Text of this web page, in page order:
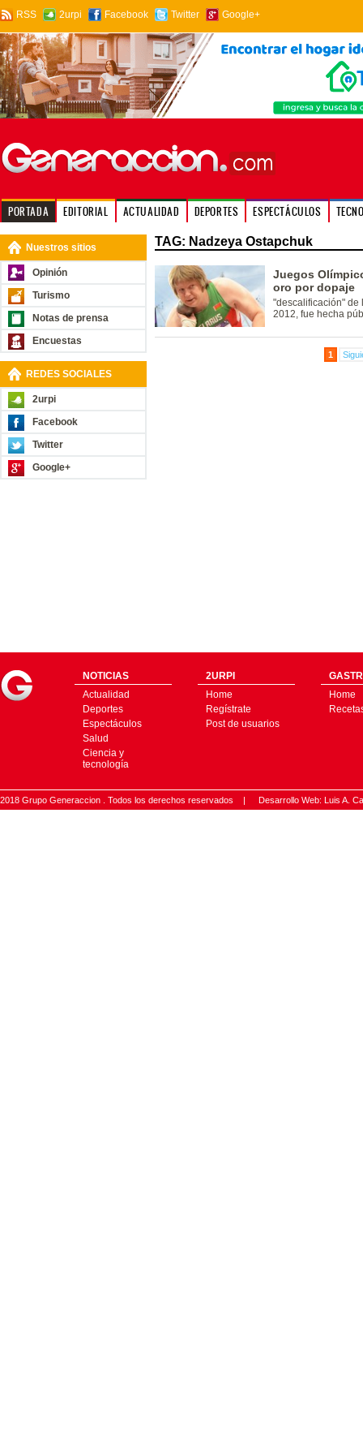
RSS 2urpi Facebook Twitter Google+
PORTADA EDITORIAL ACTUALIDAD DEPORTES ESPECTÁCULOS
Nuestros sitios
Opinión
Turismo
Notas de prensa
Encuestas
REDES SOCIALES
2urpi
Facebook
Twitter
Google+
TAG: Nadzeya Ostapchuk
Juegos
oro por dopaje
"descalificación" de
2012, fue hecha
1
NOTICIAS
Actualidad
Deportes
Espectáculos
Salud
Ciencia y
tecnología
2URPI
Home
Regístrate
Post de usuarios
Home
2018 Grupo Generaccion . Todos los derechos reservados | Desarrollo Web: Luis